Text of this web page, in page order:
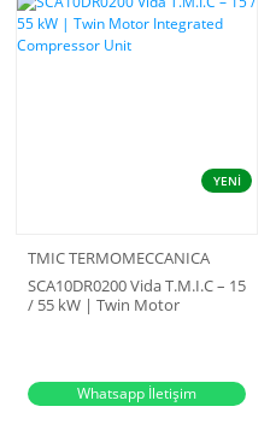
YENİ
TMIC TERMOMECCANICA
SCA10DR0200 Vida T.M.I.C – 15
/ 55 kW | Twin Motor
Whatsapp İletişim